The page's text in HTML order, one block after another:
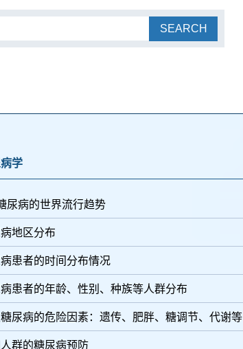
SEARCH
学
尿病的世界流行趋势
地区分布
患者的时间分布情况
患者的年龄、性别、种族等人群分布
尿病的危险因素：遗传、肥胖、糖调节、代谢等
群的糖尿病预防